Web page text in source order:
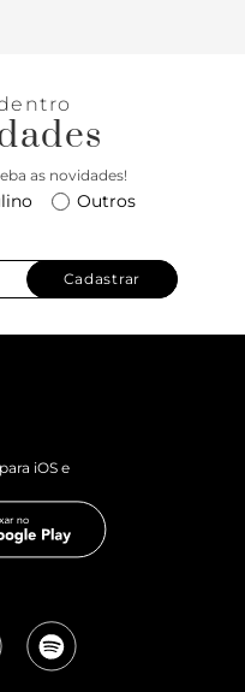
as novidades!
Outros
Cadastrar
iOS e